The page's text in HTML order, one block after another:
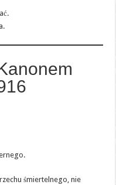
śmiertelnego, nie